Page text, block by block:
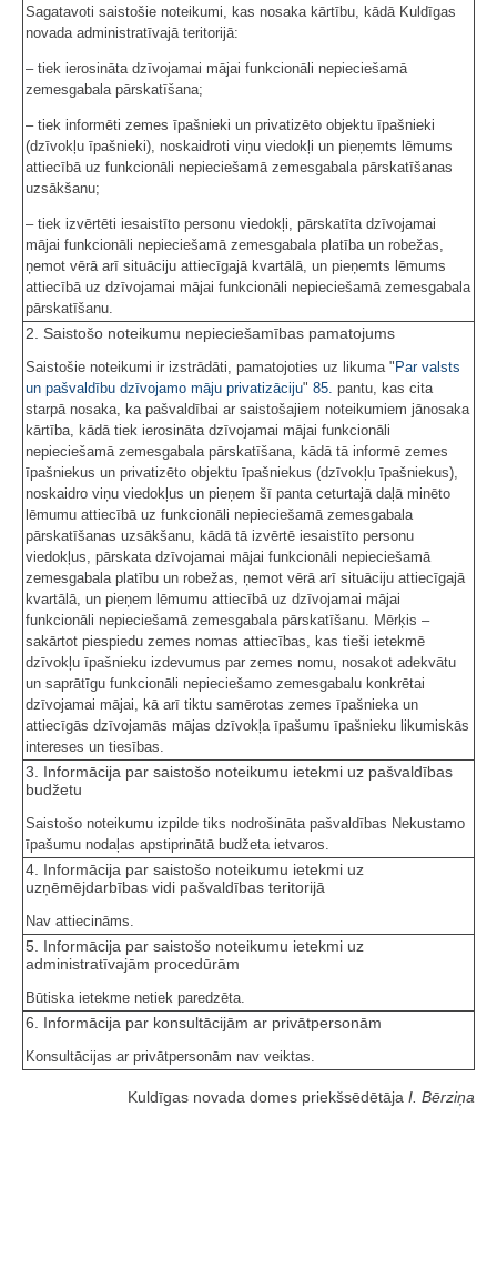
Sagatavoti saistošie noteikumi, kas nosaka kārtību, kādā Kuldīgas
novada administratīvajā teritorijā:
– tiek ierosināta dzīvojamai mājai funkcionāli nepieciešamā
zemesgabala pārskatīšana;
– tiek informēti zemes īpašnieki un privatizēto objektu īpašnieki
(dzīvokļu īpašnieki), noskaidroti viņu viedokļi un pieņemts lēmums
attiecībā uz funkcionāli nepieciešamā zemesgabala pārskatīšanas
uzsākšanu;
– tiek izvērtēti iesaistīto personu viedokļi, pārskatīta dzīvojamai
mājai funkcionāli nepieciešamā zemesgabala platība un robežas,
ņemot vērā arī situāciju attiecīgajā kvartālā, un pieņemts lēmums
attiecībā uz dzīvojamai mājai funkcionāli nepieciešamā zemesgabala
pārskatīšanu.
2. Saistošo noteikumu nepieciešamības pamatojums
Saistošie noteikumi ir izstrādāti, pamatojoties uz likuma " Par valsts
un pašvaldību dzīvojamo māju privatizāciju" 85. pantu, kas cita
starpā nosaka, ka pašvaldībai ar saistošajiem noteikumiem jānosaka
kārtība, kādā tiek ierosināta dzīvojamai mājai funkcionāli
nepieciešamā zemesgabala pārskatīšana, kādā tā informē zemes
īpašniekus un privatizēto objektu īpašniekus (dzīvokļu īpašniekus),
noskaidro viņu viedokļus un pieņem šī panta ceturtajā daļā minēto
lēmumu attiecībā uz funkcionāli nepieciešamā zemesgabala
pārskatīšanas uzsākšanu, kādā tā izvērtē iesaistīto personu
viedokļus, pārskata dzīvojamai mājai funkcionāli nepieciešamā
zemesgabala platību un robežas, ņemot vērā arī situāciju attiecīgajā
kvartālā, un pieņem lēmumu attiecībā uz dzīvojamai mājai
funkcionāli nepieciešamā zemesgabala pārskatīšanu. Mērķis –
sakārtot piespiedu zemes nomas attiecības, kas tieši ietekmē
dzīvokļu īpašnieku izdevumus par zemes nomu, nosakot adekvātu
un saprātīgu funkcionāli nepieciešamo zemesgabalu konkrētai
dzīvojamai mājai, kā arī tiktu samērotas zemes īpašnieka un
attiecīgās dzīvojamās mājas dzīvokļa īpašumu īpašnieku likumiskās
intereses un tiesības.
3. Informācija par saistošo noteikumu ietekmi uz pašvaldības
budžetu
Saistošo noteikumu izpilde tiks nodrošināta pašvaldības Nekustamo
īpašumu nodaļas apstiprinātā budžeta ietvaros.
4. Informācija par saistošo noteikumu ietekmi uz
uzņēmējdarbības vidi pašvaldības teritorijā
Nav attiecināms.
5. Informācija par saistošo noteikumu ietekmi uz
administratīvajām procedūrām
Būtiska ietekme netiek paredzēta.
6. Informācija par konsultācijām ar privātpersonām
Konsultācijas ar privātpersonām nav veiktas.
Kuldīgas novada domes priekšsēdētāja I. Bērziņa